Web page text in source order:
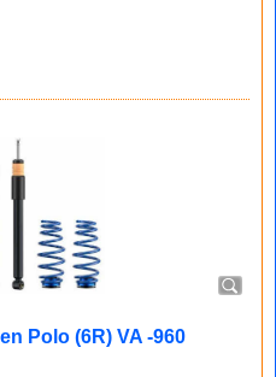
Polo (6R) VA -960